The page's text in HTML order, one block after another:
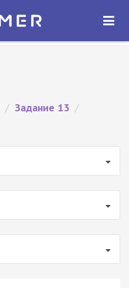
ОТКРЫТЬ
/ Задание 13 /